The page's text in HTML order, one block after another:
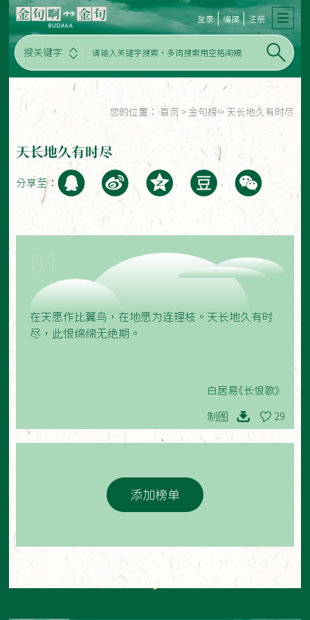
搜关键字
登录 编撰 注册
您的位置： 首页 > 金句榜 > 天长地久有时尽
天长地久有时尽
分享至：
在天愿作比翼鸟，在地愿为连理枝。天长地久有时
尽，此恨绵绵无绝期。
白居易《长恨歌》
制图 29
添加榜单